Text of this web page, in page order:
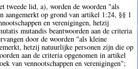
tweede lid, a), worden de woorden "als
aangemerkt op grond van artikel 1:24, §§ 1
en verenigingen, hetzij
mutandis beantwoorden aan de criteria
door de woorden "als kleine
hetzij natuurlijke personen zijn die op
aan de criteria opgenomen in artikel
van vennootschappen en verenigingen";